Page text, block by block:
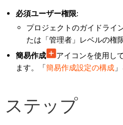
必須ユーザー権限:
プロジェクトのガイドライ
たは「管理者」レベルの権限
簡易作成
アイコンを使用し
ます。「簡易作成設定の構成
ステップ